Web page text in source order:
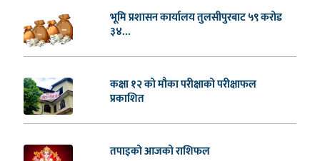
भूमि प्रशासन कार्यालय तुलसीपुरबाट ५९ करोड
३४...
कक्षा १२ को मौका परीक्षाको परीक्षाफल
प्रकाशित
तपाइको आजको राशिफल